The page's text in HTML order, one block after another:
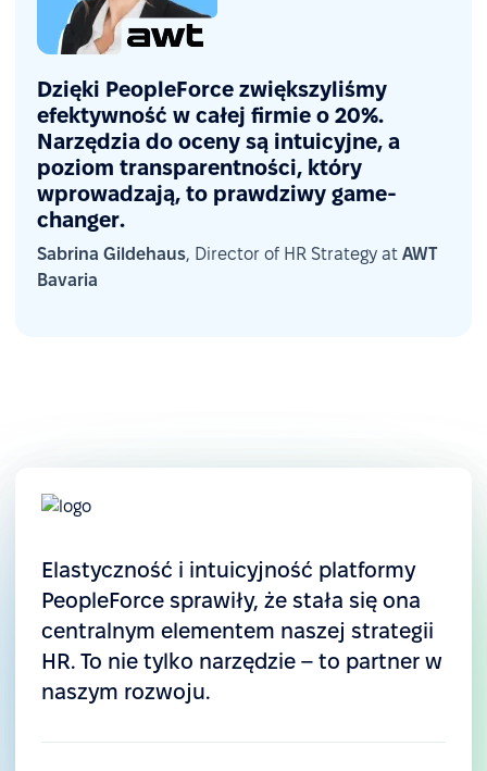
Dzięki PeopleForce zwiększyliśmy
efektywność w całej firmie o 20%.
Narzędzia do oceny są intuicyjne, a
poziom transparentności, który
wprowadzają, to prawdziwy game-
changer.
Sabrina Gildehaus, Director of HR Strategy at AWT
Bavaria
Elastyczność i intuicyjność platformy
PeopleForce sprawiły, że stała się ona
centralnym elementem naszej strategii
HR. To nie tylko narzędzie – to partner w
naszym rozwoju.